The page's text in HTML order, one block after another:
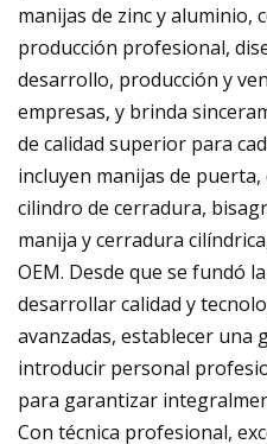
manijas de zinc y aluminio,
producción profesional,
desarrollo, producción y
empresas, y brinda
de calidad superior para
incluyen manijas de
cilindro de cerradura,
manija y cerradura
OEM. Desde que se fundó
desarrollar calidad y
avanzadas, establecer una
introducir personal
para garantizar
Con técnica profesional,